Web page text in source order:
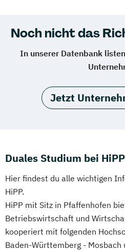
Noch nicht das
In unserer Datenbank
Jetzt
Duales Studium bei HiPP
Hier findest du alle wichtigen
HiPP.
HiPP mit Sitz in Pfaffenhofen
Betriebswirtschaft und
kooperiert mit folgenden
Baden-Württemberg - Mosbach